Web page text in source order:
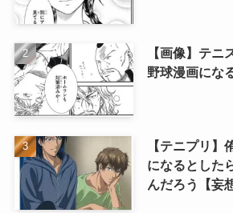
【画像】テニ
野球漫画にな
【テニプリ】
になるとした
んだろう【妄